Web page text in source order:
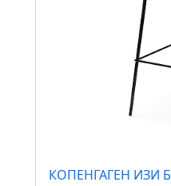
КОПЕНГАГЕН ИЗИ